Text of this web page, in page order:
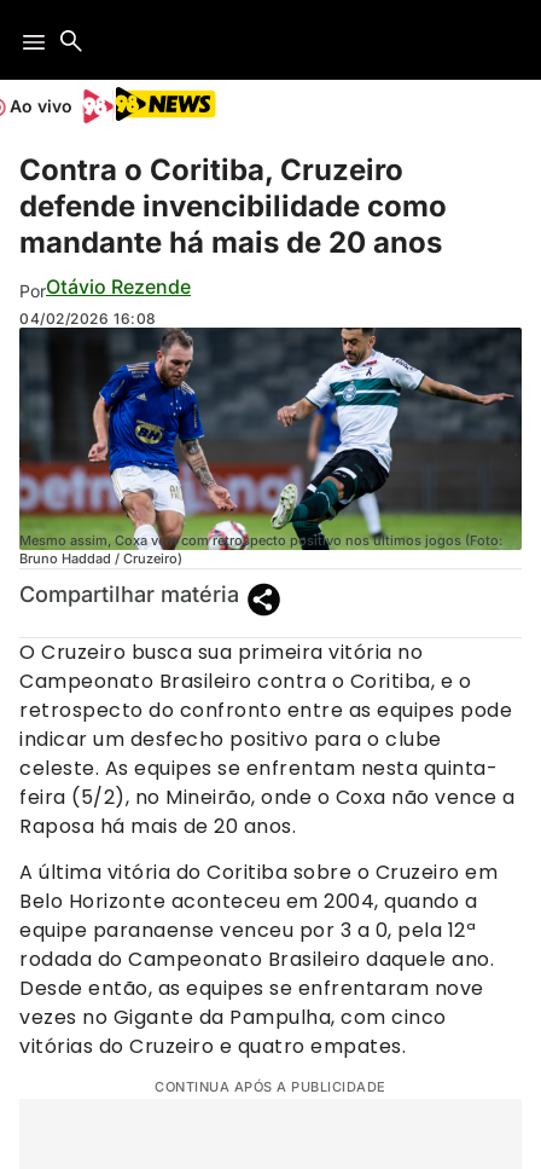
Ao vivo
Contra o Coritiba, Cruzeiro
defende invencibilidade como
mandante há mais de 20 anos
PorOtávio Rezende
04/02/2026 16:08
Mesmo assim, Coxa vem com retrospecto positivo nos últimos jogos (Foto:
Bruno Haddad / Cruzeiro)
Compartilhar matéria
O Cruzeiro busca sua primeira vitória no
Campeonato Brasileiro contra o Coritiba, e o
retrospecto do confronto entre as equipes pode
indicar um desfecho positivo para o clube
celeste. As equipes se enfrentam nesta quinta-
feira (5/2), no Mineirão, onde o Coxa não vence a
Raposa há mais de 20 anos.
A última vitória do Coritiba sobre o Cruzeiro em
Belo Horizonte aconteceu em 2004, quando a
equipe paranaense venceu por 3 a 0, pela 12ª
rodada do Campeonato Brasileiro daquele ano.
Desde então, as equipes se enfrentaram nove
vezes no Gigante da Pampulha, com cinco
vitórias do Cruzeiro e quatro empates.
CONTINUA APÓS A PUBLICIDADE